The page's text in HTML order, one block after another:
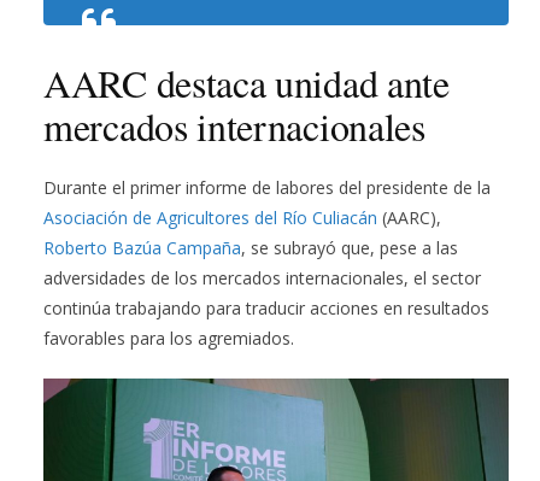
AARC destaca unidad ante
mercados internacionales
Durante el primer informe de labores del presidente de la
Asociación de Agricultores del Río Culiacán (AARC),
Roberto Bazúa Campaña, se subrayó que, pese a las
adversidades de los mercados internacionales, el sector
continúa trabajando para traducir acciones en resultados
favorables para los agremiados.